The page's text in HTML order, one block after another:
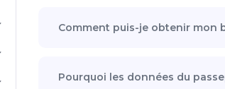
Comment puis-je obtenir mon
Pourquoi les données du